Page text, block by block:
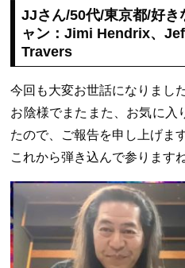
JJさん/50代/東京都/好
ャン：Jimi Hendrix、
Travers
今回も大変お世話になりまし
お陰様でまたまた、お気に入
たので、ご報告を申し上げます
これから弾き込んで参ります